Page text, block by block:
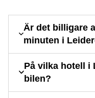
Är det billigare
minuten i
På vilka hotell i
bilen?